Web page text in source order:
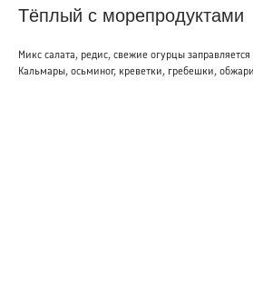
Тёплый с морепродуктами
Микс салата, редис, свежие огурцы
Кальмары, осьминог, креветки, гребешки,